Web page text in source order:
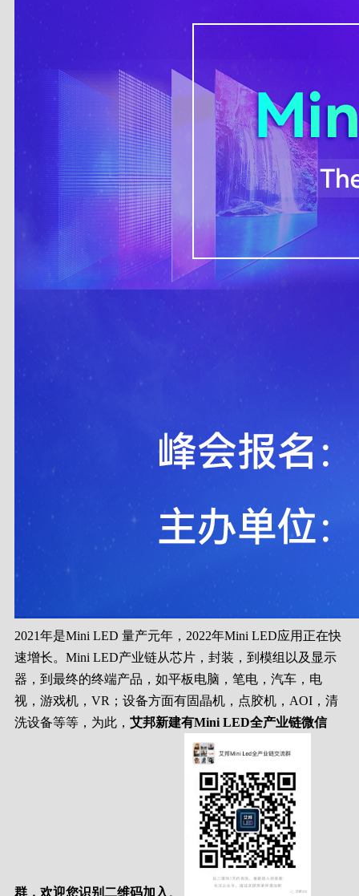
2021年是Mini LED 量产元年，2022年Mini LED应用正在快
速增长。Mini LED产业链从芯片，封装，到模组以及显示
器，到最终的终端产品，如平板电脑，笔电，汽车，电
视，游戏机，VR；设备方面有固晶机，点胶机，AOI，清
洗设备等等，为此， 艾邦新建有Mini LED全产业链微信
群，欢迎您识别二维码加入 。